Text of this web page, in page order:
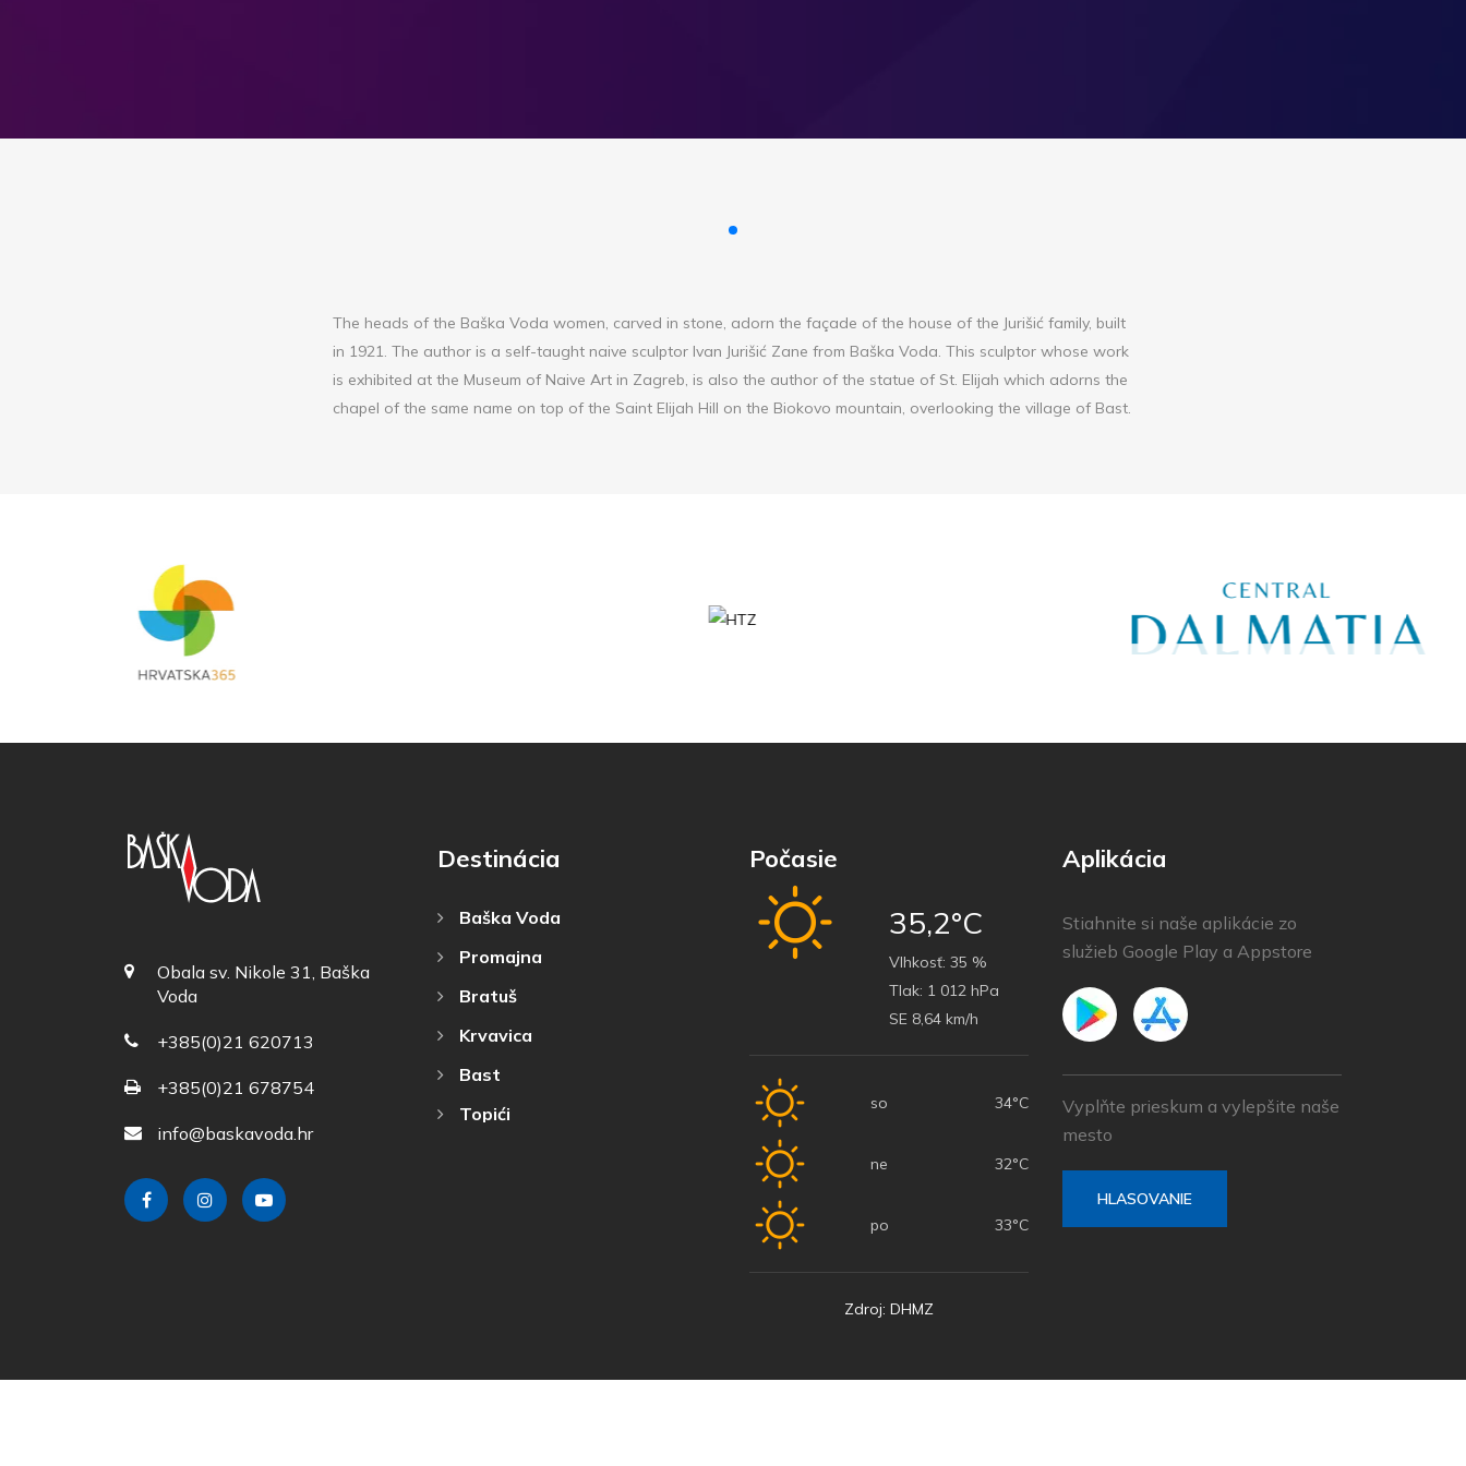
The heads of the Baška Voda women, carved in stone, adorn the façade of the house of the Jurišić family, built
in 1921. The author is a self-taught naive sculptor Ivan Jurišić Zane from Baška Voda. This sculptor whose work
is exhibited at the Museum of Naive Art in Zagreb, is also the author of the statue of St. Elijah which adorns the
chapel of the same name on top of the Saint Elijah Hill on the Biokovo mountain, overlooking the village of Bast.
Obala sv. Nikole 31, Baška
Voda
+385(0)21 620713
+385(0)21 678754
info@baskavoda.hr
Destinácia
Baška Voda
Promajna
Bratuš
Krvavica
Bast
Topići
Počasie
35,2°C
Vlhkosť: 35 %
Tlak: 1 012 hPa
SE 8,64 km/h
so 34°C
ne 32°C
po 33°C
Zdroj: DHMZ
Aplikácia
Stiahnite si naše aplikácie zo
služieb Google Play a Appstore
Vyplňte prieskum a vylepšite naše
mesto
HLASOVANIE